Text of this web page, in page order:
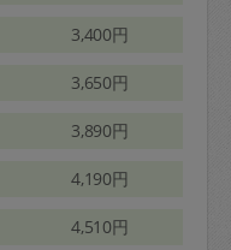
3,400円
3,650円
3,890円
4,190円
4,510円